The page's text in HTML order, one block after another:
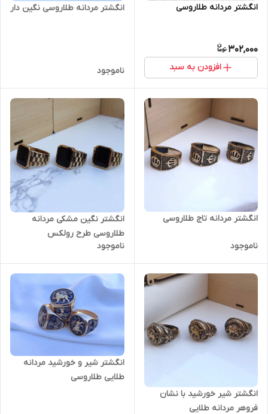
انگشتر مردانه طلاروسی
302,000
افزودن به سبد
انگشتر مردانه طلاروسی نگین دار
ناموجود
انگشتر مردانه تاج طلاروسی
ناموجود
انگشتر نگین مشکی مردانه
طلاروسی طرح رولکس
ناموجود
انگشتر شیر خورشید با نشان
فروهر مردانه طلایی
انگشتر شیر و خورشید مردانه
طلایی طلاروسی